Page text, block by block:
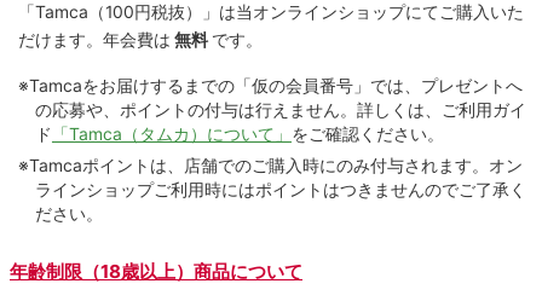
「Tamca （100円税抜）
」は当オンラインショップにてご購⼊いた
だけます。 年会費は 無料 です。
※Tamcaをお届けするまでの「仮の会員番号」では、プレゼントへ
の応募や、ポイントの付与は⾏えません。詳しくは、ご利⽤ガイ
ド 「Tamca（タムカ）について」 をご確認ください。
※Tamcaポイントは、店舗でのご購⼊時にのみ付与されます。オン
ラインショップご利用時にはポイントはつきませんのでご了承く
ださい。
年齢制限（18歳以上）商品について